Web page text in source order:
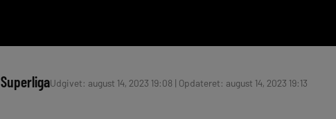
SuperligaUdgivet: august 14, 2023 19:08 | Opdateret: august 14, 2023 19:13